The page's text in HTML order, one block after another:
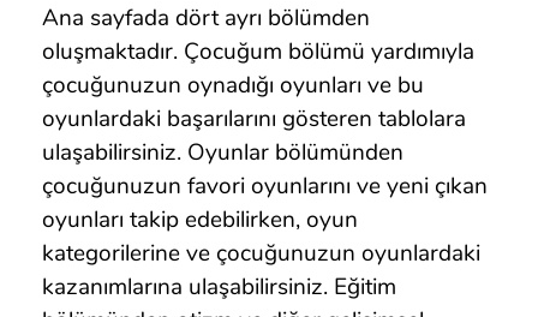
Ana sayfada dört ayrı bölümden
oluşmaktadır. Çocuğum bölümü yardımıyla
çocuğunuzun oynadığı oyunları ve bu
oyunlardaki başarılarını gösteren tablolara
ulaşabilirsiniz. Oyunlar bölümünden
çocuğunuzun favori oyunlarını ve yeni çıkan
oyunları takip edebilirken, oyun
kategorilerine ve çocuğunuzun oyunlardaki
kazanımlarına ulaşabilirsiniz. Eğitim